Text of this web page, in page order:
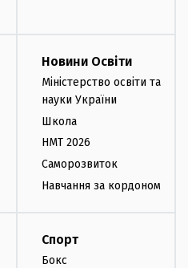
Новини Освіти
Міністерство освіти та
науки України
Школа
НМТ 2026
Саморозвиток
Навчання за кордоном
Спорт
Бокс